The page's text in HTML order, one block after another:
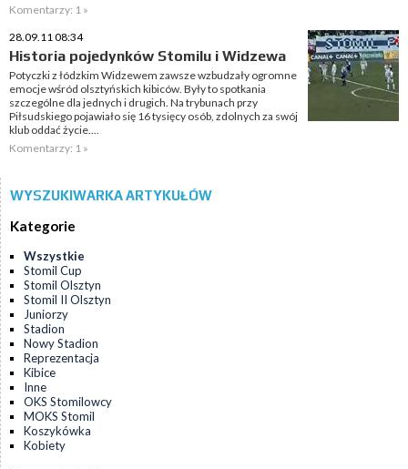
Komentarzy: 1 »
28.09.11 08:34
Historia pojedynków Stomilu i Widzewa
Potyczki z łódzkim Widzewem zawsze wzbudzały ogromne
emocje wśród olsztyńskich kibiców. Były to spotkania
szczególne dla jednych i drugich. Na trybunach przy
Piłsudskiego pojawiało się 16 tysięcy osób, zdolnych za swój
klub oddać życie....
Komentarzy: 1 »
WYSZUKIWARKA ARTYKUŁÓW
Kategorie
Wszystkie
Stomil Cup
Stomil Olsztyn
Stomil II Olsztyn
Juniorzy
Stadion
Nowy Stadion
Reprezentacja
Kibice
Inne
OKS Stomilowcy
MOKS Stomil
Koszykówka
Kobiety